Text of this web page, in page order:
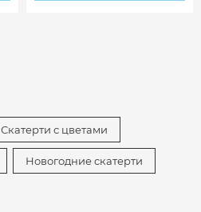
Скатерти с цветами
Новогодние скатерти